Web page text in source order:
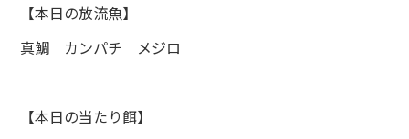
【本日の放流魚】
真鯛 カンパチ メジロ
【本日の当たり餌】